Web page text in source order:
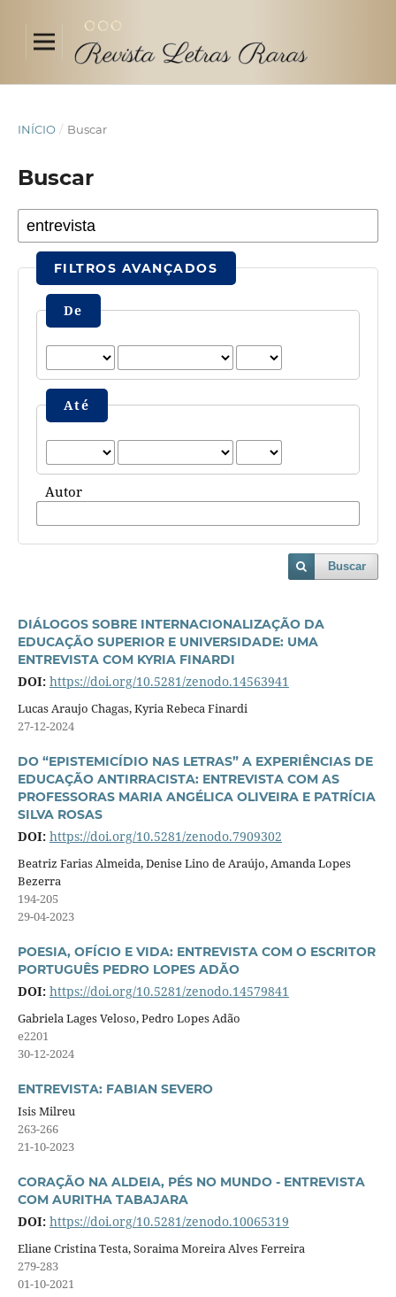
INÍCIO / Buscar
Buscar
FILTROS AVANÇADOS
De
Até
Autor
Buscar
DIÁLOGOS SOBRE INTERNACIONALIZAÇÃO DA
EDUCAÇÃO SUPERIOR E UNIVERSIDADE: UMA
ENTREVISTA COM KYRIA FINARDI
DOI: https://doi.org/10.5281/zenodo.14563941
Lucas Araujo Chagas, Kyria Rebeca Finardi
27-12-2024
DO “EPISTEMICÍDIO NAS LETRAS” A EXPERIÊNCIAS DE
EDUCAÇÃO ANTIRRACISTA: ENTREVISTA COM AS
PROFESSORAS MARIA ANGÉLICA OLIVEIRA E PATRÍCIA
SILVA ROSAS
DOI: https://doi.org/10.5281/zenodo.7909302
Beatriz Farias Almeida, Denise Lino de Araújo, Amanda Lopes
Bezerra
194-205
29-04-2023
POESIA, OFÍCIO E VIDA: ENTREVISTA COM O ESCRITOR
PORTUGUÊS PEDRO LOPES ADÃO
DOI: https://doi.org/10.5281/zenodo.14579841
Gabriela Lages Veloso, Pedro Lopes Adão
e2201
30-12-2024
ENTREVISTA: FABIAN SEVERO
Isis Milreu
263-266
21-10-2023
CORAÇÃO NA ALDEIA, PÉS NO MUNDO - ENTREVISTA
COM AURITHA TABAJARA
DOI: https://doi.org/10.5281/zenodo.10065319
Eliane Cristina Testa, Soraima Moreira Alves Ferreira
279-283
01-10-2021